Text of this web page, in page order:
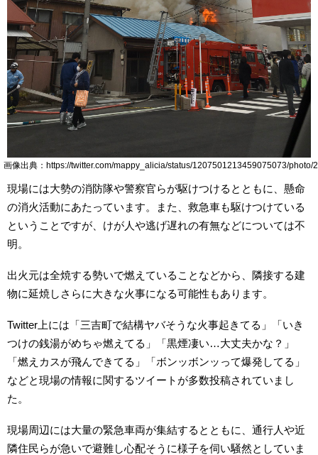
画像出典：https://twitter.com/mappy_alicia/status/1207501213459075073/photo/2
現場には大勢の消防隊や警察官らが駆けつけるとともに、懸命
の消火活動にあたっています。また、救急車も駆けつけている
ということですが、けが人や逃げ遅れの有無などについては不
明。
出火元は全焼する勢いで燃えていることなどから、隣接する建
物に延焼しさらに大きな火事になる可能性もあります。
Twitter上には「三吉町で結構ヤバそうな火事起きてる」「いき
つけの銭湯がめちゃ燃えてる」「黒煙凄い…大丈夫かな？」
「燃えカスが飛んできてる」「ボンッボンッって爆発してる」
などと現場の情報に関するツイートが多数投稿されていまし
た。
現場周辺には大量の緊急車両が集結するとともに、通行人や近
隣住民らが急いで避難し心配そうに様子を伺い騒然としていま